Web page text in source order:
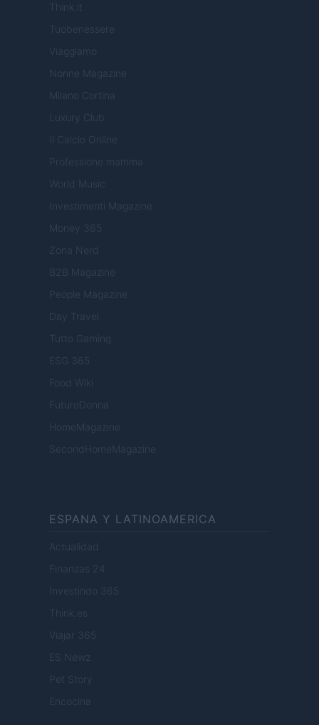
Think.it
Tuobenessere
Viaggiamo
Nonne Magazine
Milano Cortina
Luxury Club
Il Calcio Online
Professione mamma
World Music
Investimenti Magazine
Money 365
Zona Nerd
B2B Magazine
People Magazine
Day Travel
Tutto Gaming
ESG 365
Food Wiki
FuturoDonna
HomeMagazine
SecondHomeMagazine
ESPANA Y LATINOAMERICA
Actualidad
Finanzas 24
Investindo 365
Think.es
Viajar 365
ES Newz
Pet Story
Encocina